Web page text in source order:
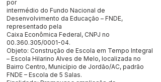
por
intermédio do Fundo Nacional de
Desenvolvimento da Educação – FNDE,
representado pela
Caixa Econômica Federal, CNPJ no
00.360.305/0001-04.
Objeto: Construção de Escola em Tempo Integral
– Escola Hilarino Alves de Melo, localizada no
Bairro Centro, Município de Jordão/AC, padrão
FNDE – Escola de 5 Salas.